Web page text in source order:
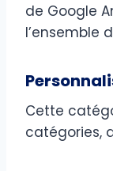
de Google
l’ensemble
Cette
catégories,